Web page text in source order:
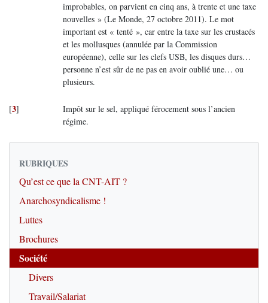
improbables, on parvient en cinq ans, à trente et une taxe
nouvelles » (Le Monde, 27 octobre 2011). Le mot
important est « tenté », car entre la taxe sur les crustacés
et les mollusques (annulée par la Commission
européenne), celle sur les clefs USB, les disques durs…
personne n’est sûr de ne pas en avoir oublié une… ou
plusieurs.
[3]
Impôt sur le sel, appliqué férocement sous l’ancien
régime.
RUBRIQUES
Qu’est ce que la CNT-AIT ?
Anarchosyndicalisme !
Luttes
Brochures
Société
Divers
Travail/Salariat